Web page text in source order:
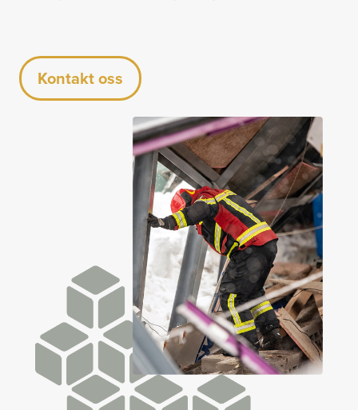
Kontakt oss